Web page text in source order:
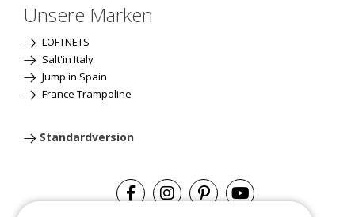
Unsere Marken
LOFTNETS
Salt'in Italy
Jump'in Spain
France Trampoline
Standardversion